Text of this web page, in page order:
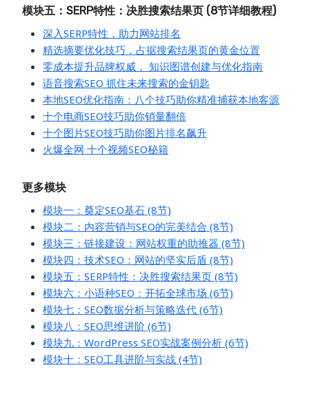
模块五：SERP特性：决胜搜索结果页 (8节详细教程)
深入SERP特性，助力网站排名
精选摘要优化技巧，占据搜索结果页的黄金位置
零成本提升品牌权威， 知识图谱创建与优化指南
语音搜索SEO 抓住未来搜索的金钥匙
本地SEO优化指南：八个技巧助你精准捕获本地客源
十个电商SEO技巧助你销量翻倍
十个图片SEO技巧助你图片排名飙升
火爆全网 十个视频SEO秘籍
更多模块
模块一：奠定SEO基石 (8节)
模块二：内容营销与SEO的完美结合 (8节)
模块三：链接建设：网站权重的助推器 (8节)
模块四：技术SEO：网站的坚实后盾 (8节)
模块五：SERP特性：决胜搜索结果页 (8节)
模块六：小语种SEO：开拓全球市场 (6节)
模块七：SEO数据分析与策略迭代 (6节)
模块八：SEO思维进阶 (6节)
模块九：WordPress SEO实战案例分析 (6节)
模块十：SEO工具进阶与实战 (4节)